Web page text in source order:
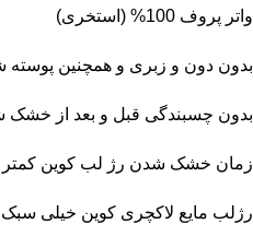
واتر پروف 100% (استخری)
بدون دون و زبری و همچنین پوسته
بدون چسبندگی قبل و بعد از
زمان خشک شدن رژ لب کوین کمتر از 30 ثانیه می
رژلب مایع لاکچری کوین خیلی